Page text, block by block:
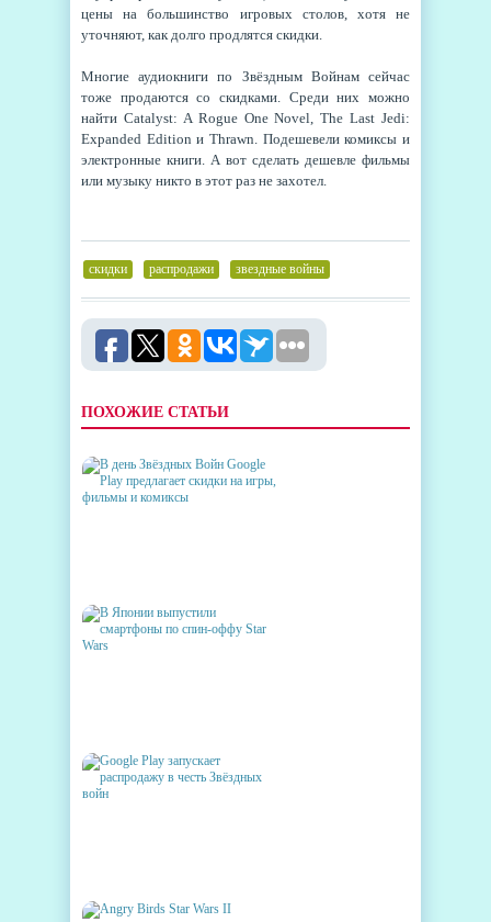
цены на большинство игровых столов, хотя не
уточняют, как долго продлятся скидки.
Многие аудиокниги по Звёздным Войнам сейчас
тоже продаются со скидками. Среди них можно
найти Catalyst: A Rogue One Novel, The Last Jedi:
Expanded Edition и Thrawn. Подешевели комиксы и
электронные книги. А вот сделать дешевле фильмы
или музыку никто в этот раз не захотел.
скидки распродажи звездные войны
ПОХОЖИЕ СТАТЬИ